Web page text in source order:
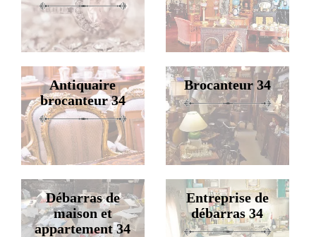
Antiquaire
brocanteur 34
Brocanteur 34
Débarras de
maison et
appartement 34
Entreprise de
débarras 34